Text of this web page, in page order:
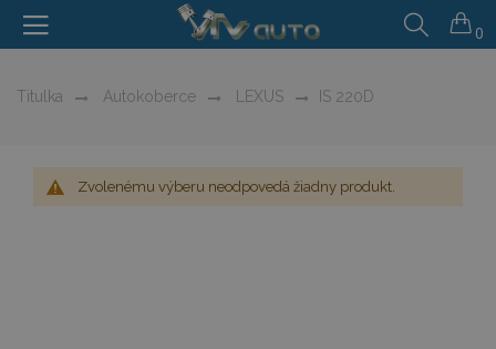
0
Titulka Autokoberce LEXUS IS 220D
Zvolenému výberu neodpovedá žiadny produkt.